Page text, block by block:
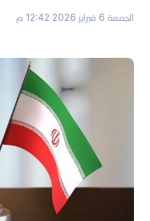
الجمعة 6 فبراير 2026 12:42 م